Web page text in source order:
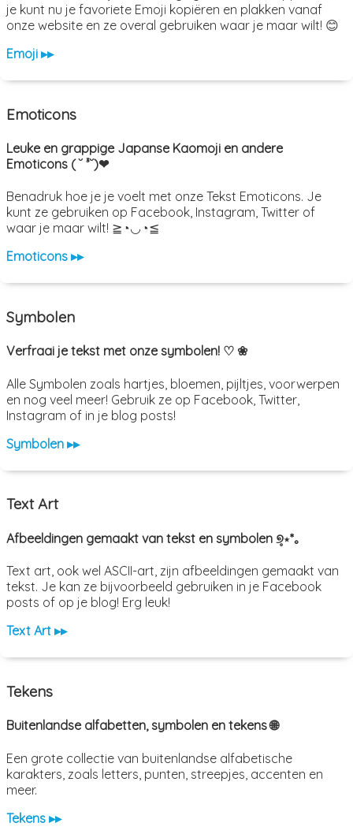
je kunt nu je favoriete Emoji kopiëren en plakken vanaf
onze website en ze overal gebruiken waar je maar wilt! 😊
Emoji ▸▸
Emoticons
Leuke en grappige Japanse Kaomoji en andere
Emoticons ( ˘ ³˘)❤
Benadruk hoe je je voelt met onze Tekst Emoticons. Je
kunt ze gebruiken op Facebook, Instagram, Twitter of
waar je maar wilt! ≧◔◡◔≦
Emoticons ▸▸
Symbolen
Verfraai je tekst met onze symbolen! ♡ ❀
Alle Symbolen zoals hartjes, bloemen, pijltjes, voorwerpen
en nog veel meer! Gebruik ze op Facebook, Twitter,
Instagram of in je blog posts!
Symbolen ▸▸
Text Art
Afbeeldingen gemaakt van tekst en symbolen ୭̥⋆*｡
Text art, ook wel ASCII-art, zijn afbeeldingen gemaakt van
tekst. Je kan ze bijvoorbeeld gebruiken in je Facebook
posts of op je blog! Erg leuk!
Text Art ▸▸
Tekens
Buitenlandse alfabetten, symbolen en tekens 🌐
Een grote collectie van buitenlandse alfabetische
karakters, zoals letters, punten, streepjes, accenten en
meer.
Tekens ▸▸